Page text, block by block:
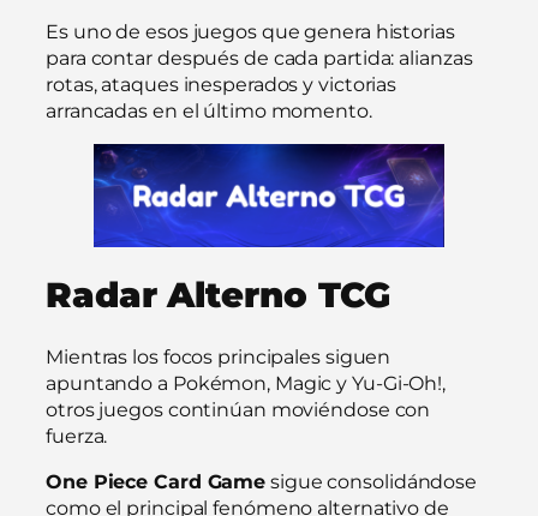
Es uno de esos juegos que genera historias
para contar después de cada partida: alianzas
rotas, ataques inesperados y victorias
arrancadas en el último momento.
Radar Alterno TCG
Mientras los focos principales siguen
apuntando a Pokémon, Magic y Yu-Gi-Oh!,
otros juegos continúan moviéndose con
fuerza.
One Piece Card Game sigue consolidándose
como el principal fenómeno alternativo de